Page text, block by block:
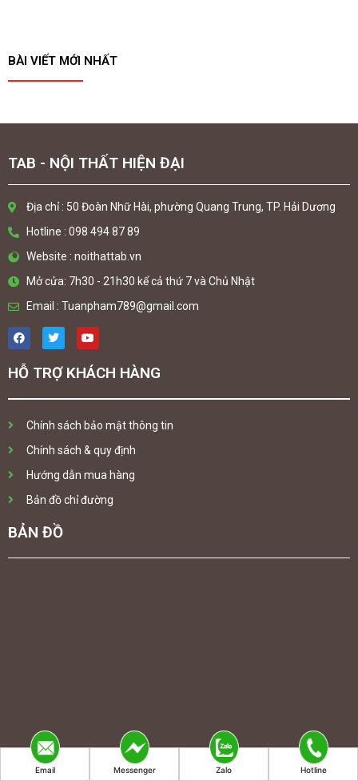
BÀI VIẾT MỚI NHẤT
TAB - NỘI THẤT HIỆN ĐẠI
Địa chỉ : 50 Đoàn Nhữ Hài, phường Quang Trung, TP. Hải Dương
Hotline : 098 494 87 89
Website : noithattab.vn
Mở cửa: 7h30 - 21h30 kể cả thứ 7 và Chủ Nhật
Email : Tuanpham789@gmail.com
HỖ TRỢ KHÁCH HÀNG
Chính sách bảo mật thông tin
Chính sách & quy định
Hướng dẫn mua hàng
Bản đồ chỉ đường
BẢN ĐỒ
Email Messenger Zalo Hotline